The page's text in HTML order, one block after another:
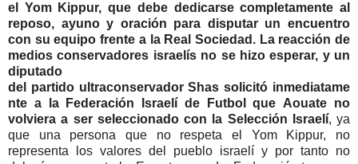
el Yom Kippur, que debe dedicarsecompletamente al
reposo, ayuno y oración para disputar un encuentro
con su equipo frente a la Real Sociedad. La reacción de
mediosconservadores israelísno se hizo esperar, y un
diputado
del partido ultraconservador Shas solicitó inmediatame
nte a la Federación Israelí de Futbol que Aouate no
volviera a ser seleccionado con la Selección Israelí, ya
que una persona que no respeta el Yom Kippur, no
representa los valores del pueblo israelí y por tanto no